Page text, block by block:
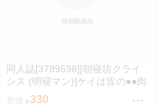
限制級商品
同人誌[3789598][朝寝坊クライ
シス (明寝マン)]ケイは皆の●●肉
便器 (蔚藍檔案)
330